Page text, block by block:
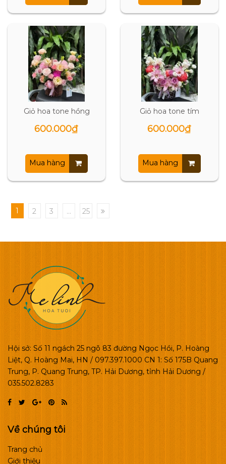
Giỏ hoa tone hồng
600.000₫
Mua hàng
Giỏ hoa tone tím
600.000₫
Mua hàng
1 2 3 ... 25
Hội sở: Số 11 ngách 25 ngõ 83 đường Ngọc Hồi, P. Hoàng
Liệt, Q. Hoàng Mai, HN / 097.397.1000 CN 1: Số 175B Quang
Trung, P. Quang Trung, TP. Hải Dương, tỉnh Hải Dương /
035.502.8283
Về chúng tôi
Trang chủ
Giới thiệu